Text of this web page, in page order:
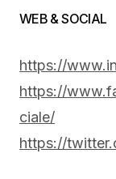
WEB & SOCIAL
https://
https://
ciale/
https://